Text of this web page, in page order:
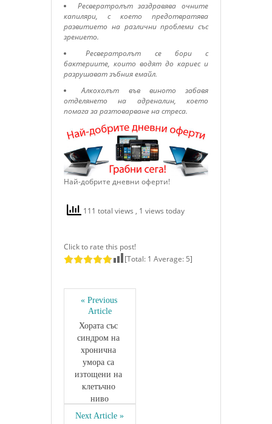
Ресвератролът заздравява очните
капиляри, с което предотвратява
развитието на различни проблеми със
зрението.
Ресвератролът се бори с
бактериите, които водят до кариес и
разрушават зъбния емайл.
Алкохолът във виното забавя
отделянето на адреналин, което
помага за разтоварване на стреса.
Най-добрите дневни оферти!
111 total views , 1 views today
Click to rate this post!
[Total: 1 Average: 5]
« Previous
Article
Хората със
синдром на
хронична
умора са
изтощени на
клетъчно
ниво
Next Article »